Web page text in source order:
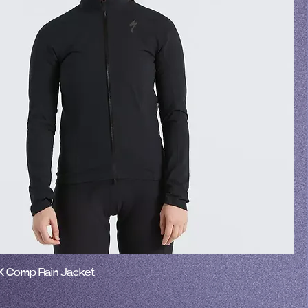
Comp Rain Jacket